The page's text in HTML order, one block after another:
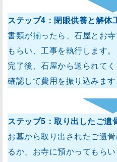
ステップ4：閉眼供養と解体
書類が揃ったら、石屋とお
もらい、工事を執行します。
完了後、石屋から送られて
確認して費用を振り込みます
ステップ5：取り出したご遺
お墓から取り出されたご遺
るか、お寺に預かってもらい